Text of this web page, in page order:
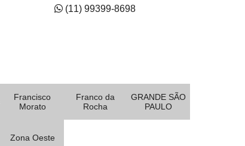
(11) 99399-8698
Francisco
Morato
Franco da
Rocha
GRANDE SÃO
PAULO
Zona Oeste